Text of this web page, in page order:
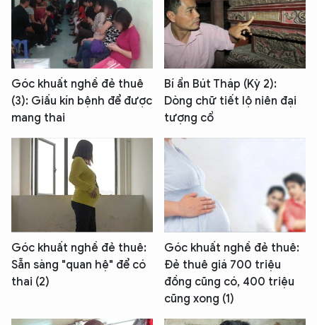
Góc khuất nghề đẻ thuê
(3): Giấu kín bệnh để được
mang thai
Bí ẩn Bút Tháp (Kỳ 2):
Dòng chữ tiết lộ niên đại
tượng cổ
Góc khuất nghề đẻ thuê:
Sẵn sàng "quan hệ" để có
thai (2)
Góc khuất nghề đẻ thuê:
Đẻ thuê giá 700 triệu
đồng cũng có, 400 triệu
cũng xong (1)